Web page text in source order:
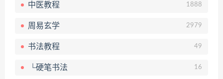
中医教程 1888
周易玄学 2979
书法教程 49
└硬笔书法 16